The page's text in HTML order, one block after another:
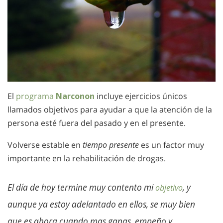
El programa Narconon incluye ejercicios únicos
llamados objetivos para ayudar a que la atención de la
persona esté fuera del pasado y en el presente.
Volverse estable en tiempo presente es un factor muy
importante en la rehabilitación de drogas.
El día de hoy termine muy contento miobjetivo, y
aunque ya estoy adelantado en ellos, se muy bien